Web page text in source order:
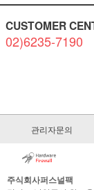
CUSTOMER
02)6235-7190
관리자문의
주식회사퍼스널팩